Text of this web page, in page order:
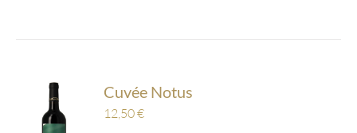
Cuvée Notus
12,50€